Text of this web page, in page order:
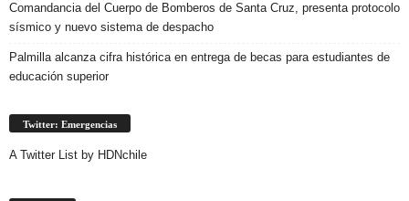
Comandancia del Cuerpo de Bomberos de Santa Cruz, presenta protocolo
sísmico y nuevo sistema de despacho
Palmilla alcanza cifra histórica en entrega de becas para estudiantes de
educación superior
Twitter: Emergencias
A Twitter List by HDNchile